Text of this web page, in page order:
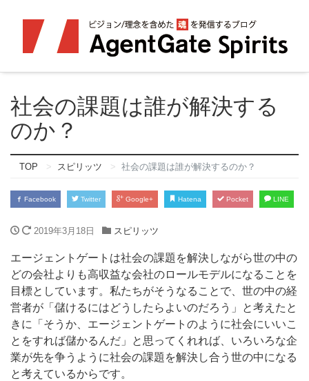
社会の課題は誰が解決する
のか？
TOP スピリッツ 社会の課題は誰が解決するのか？
Facebook Twitter Google+ Hatena Pocket LINE
2019年3月18日 スピリッツ
エージェントゲートは社会の課題を解決しながら世の中の
どの会社よりも高収益な会社のロールモデルになることを
目標としています。私たちがそうなることで、世の中の経
営者が「儲けるにはどうしたらよいのだろう」と考えたと
きに「そうか、エージェントゲートのように社会にいいこ
とをすれば儲かるんだ」と思ってくれれば、いろいろな企
業が先を争うように社会の課題を解決し合う世の中になる
と考えているからです。